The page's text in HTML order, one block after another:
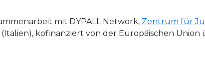
mit DYPALL Network, Zentrum für
(Italien), kofinanziert von der Europäischen Union